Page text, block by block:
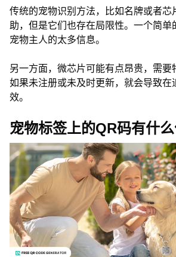
传统的宠物识别方法，比如名牌或者芯
助，但是它们也存在局限性。一个简单
宠物主人的太多信息。
另一方面，微芯片可能有点昂贵，需要
如果未注册或未及时更新，就会导致在
效。
宠物标签上的QR码有什么